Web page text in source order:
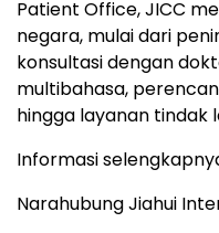
Patient Office, JICC
negara, mulai dari
konsultasi dengan
multibahasa,
hingga layanan tindak
Informasi
Narahubung Jiahui